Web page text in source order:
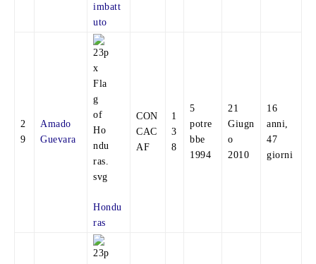
imbatt
uto
2
9
Amado
Guevara
Hondu
ras
CON
CAC
AF
1
3
8
5
potre
bbe
1994
21
Giugn
o
2010
16
anni,
47
giorni